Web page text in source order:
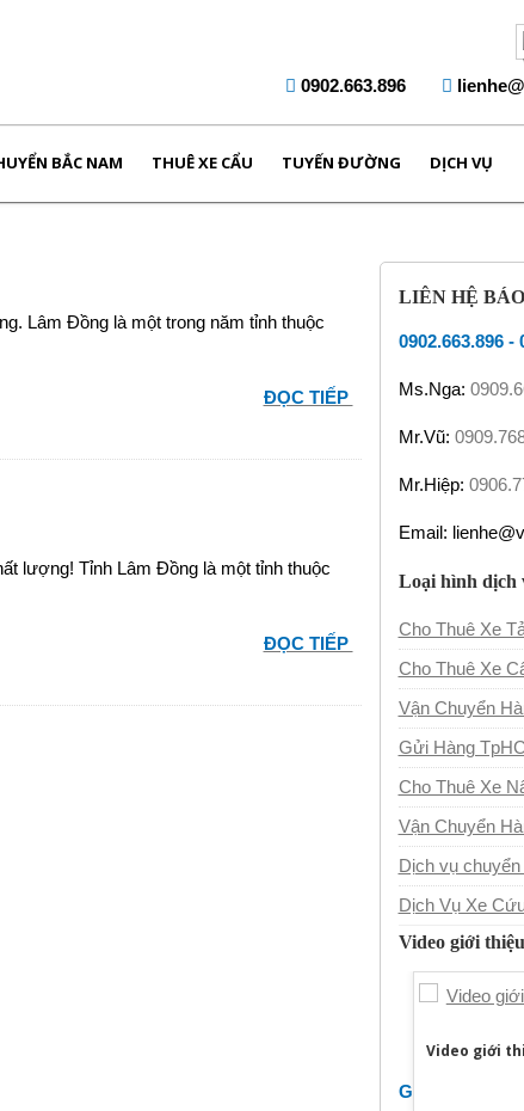
0902.663.896
BẮC NAM THUÊ XE CẨU TUYẾN ĐƯỜNG DỊCH VỤ
Lâm Đồng là một trong năm tỉnh thuộc
ĐỌC TIẾP
lượng! Tỉnh Lâm Đồng là một tỉnh thuộc
ĐỌC TIẾP
LIÊN HỆ
0902.663.896-
Ms.Nga:
Mr.Vũ:
Mr.Hiệp:
Email:
Loại hình dịch
Cho Thuê Xe
Cho Thuê Xe
Vận Chuyển
Gửi Hàng
Cho Thuê Xe
Vận Chuyển
Dịch vụ
Dịch Vụ Xe
Video giới thiệu
Video giới
Gửi Hàng